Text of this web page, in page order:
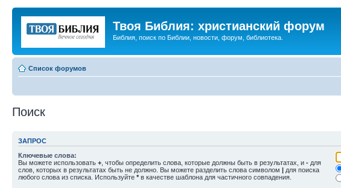
Твоя Библия: христианский форум
Библия, поиск по Библии, новости, форум, библиотека.
Список форумов
Поиск
ЗАПРОС
Ключевые слова:
Вы можете использовать + , чтобы определить слова, которые должны быть в результатах, и - для
слов, которых в результатах быть не должно. Вы можете разделить слова символом | для поиска
любого слова из списка. Используйте * в качестве шаблона для частичного совпадения.